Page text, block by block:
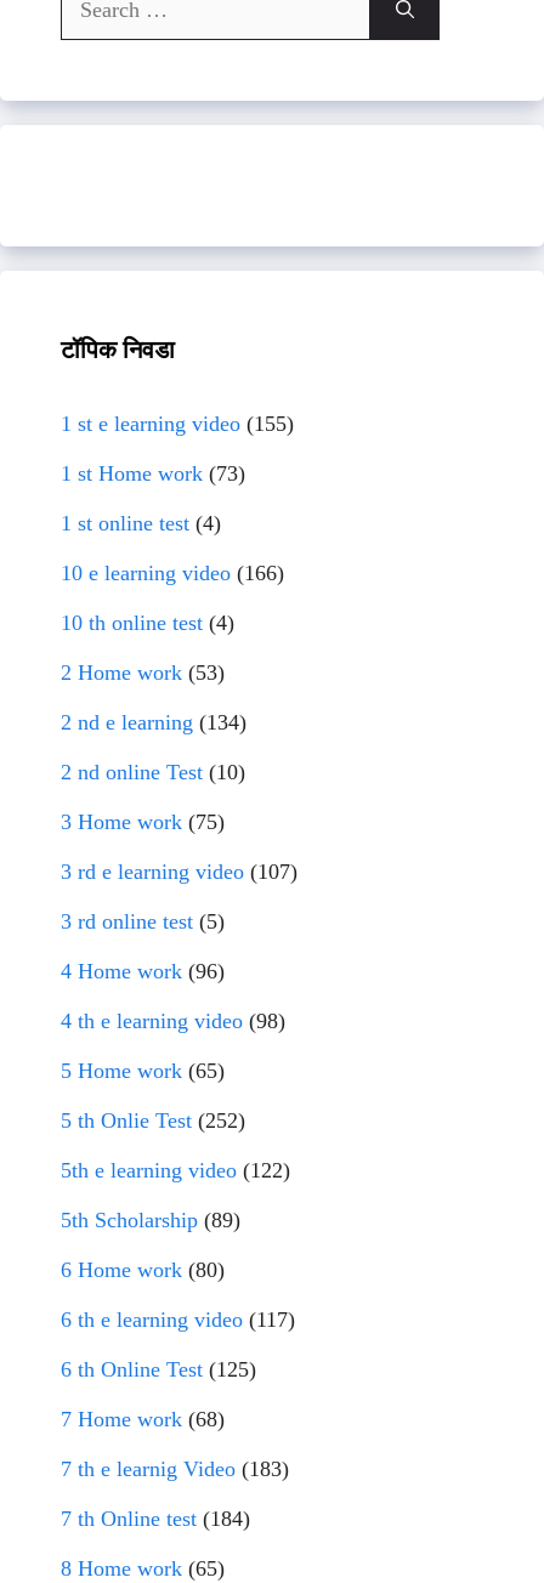
for:
टॉपिक निवडा
1 st e learning video (155)
1 st Home work (73)
1 st online test (4)
10 e learning video (166)
10 th online test (4)
2 Home work (53)
2 nd e learning (134)
2 nd online Test (10)
3 Home work (75)
3 rd e learning video (107)
3 rd online test (5)
4 Home work (96)
4 th e learning video (98)
5 Home work (65)
5 th Onlie Test (252)
5th e learning video (122)
5th Scholarship (89)
6 Home work (80)
6 th e learning video (117)
6 th Online Test (125)
7 Home work (68)
7 th e learnig Video (183)
7 th Online test (184)
8 Home work (65)